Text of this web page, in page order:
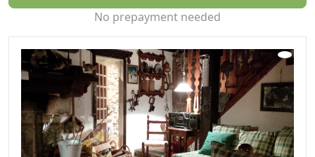
No prepayment needed